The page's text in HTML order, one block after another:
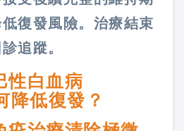
復發風險。治療結束
追蹤。
性白血病
降低復發？